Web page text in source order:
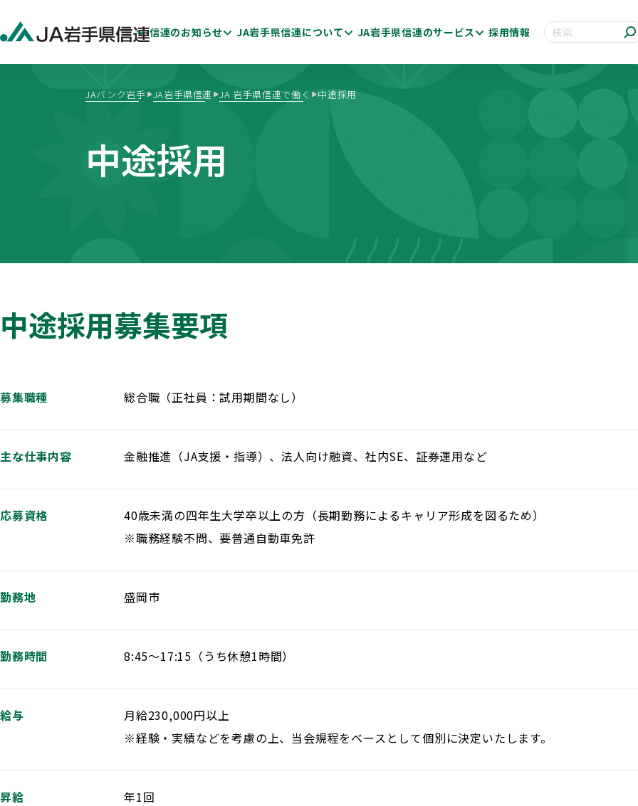
信連のお知らせ JA岩手県信連について
ディスクロージャー
JA岩手県信連のサービス
ためる・ふやす
採用情報
サイト内検索
JAバンク岩手 JA岩手県信連 JA 岩手県信連で働く 中途採用
中途採用
中途採用募集要項
募集職種 総合職（正社員：試用期間なし）
主な仕事内容 金融推進（JA支援・指導）、法人向け融資、社内SE、証券運用など
応募資格
40歳未満の四年生大学卒以上の方（長期勤務によるキャリア形成を図るため）
※職務経験不問、要普通自動車免許
勤務地 盛岡市
勤務時間 8:45～17:15（うち休憩1時間）
給与
月給230,000円以上
※経験・実績などを考慮の上、当会規程をベースとして個別に決定いたします。
昇給 年1回